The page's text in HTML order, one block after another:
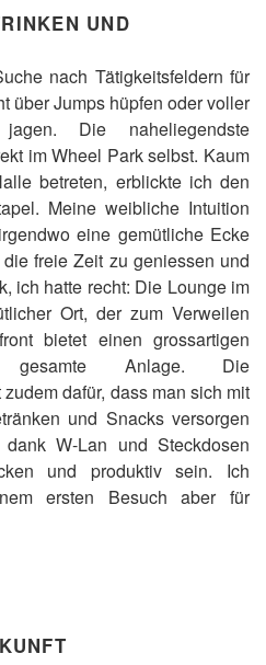
UND
nach Tätigkeitsfeldern für
über Jumps hüpfen oder voller
Die naheliegendste
im Wheel Park selbst. Kaum
betreten, erblickte ich den
Meine weibliche Intuition
eine gemütliche Ecke
freie Zeit zu geniessen und
ich hatte recht: Die Lounge im
Ort, der zum Verweilen
bietet einen grossartigen
Anlage. Die
dafür, dass man sich mit
und Snacks versorgen
W-Lan und Steckdosen
und produktiv sein. Ich
ersten Besuch aber für